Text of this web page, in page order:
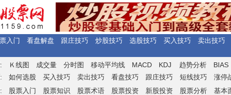
入门 看盘解盘 跟庄技巧 炒股技巧 选股技巧 买入技巧 卖出技巧
: Ｋ 线图 成交量 分时图 移动平均线 MACD KDJ 趋势分析 BIAS
: 如何选股 买入技巧 卖出技巧 看盘技巧 跟庄技巧 短线技巧 涨停
: 股票入门 股票知识 股票术语 股票投资 新股投资 股票分析 基本